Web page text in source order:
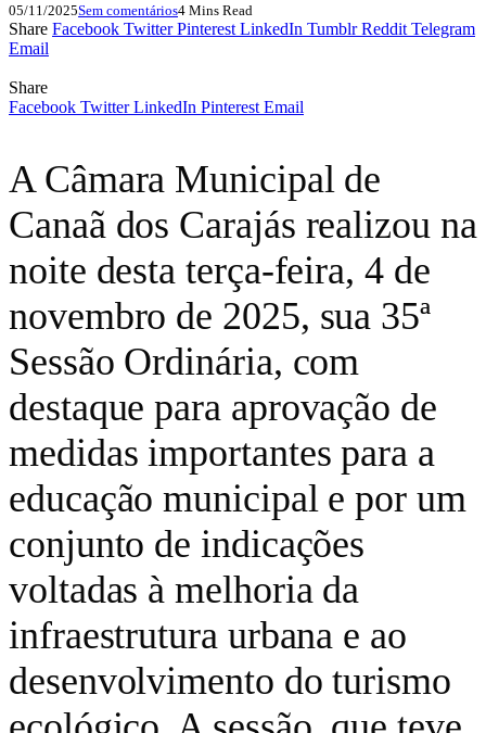
05/11/2025Sem comentários4 Mins Read
Share Facebook Twitter Pinterest LinkedIn Tumblr Reddit Telegram
Email
Share
Facebook Twitter LinkedIn Pinterest Email
A Câmara Municipal de
Canaã dos Carajás realizou na
noite desta terça-feira, 4 de
novembro de 2025, sua 35ª
Sessão Ordinária, com
destaque para aprovação de
medidas importantes para a
educação municipal e por um
conjunto de indicações
voltadas à melhoria da
infraestrutura urbana e ao
desenvolvimento do turismo